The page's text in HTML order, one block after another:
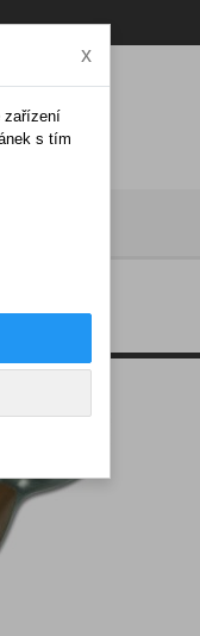
x
zařízení
s tím